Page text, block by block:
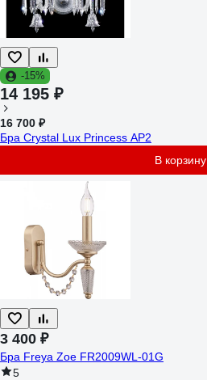
-15%
14 195 ₽
16 700 ₽
Бра Crystal Lux Princess AP2
В корзину
3 400 ₽
Бра Freya Zoe FR2009WL-01G
5